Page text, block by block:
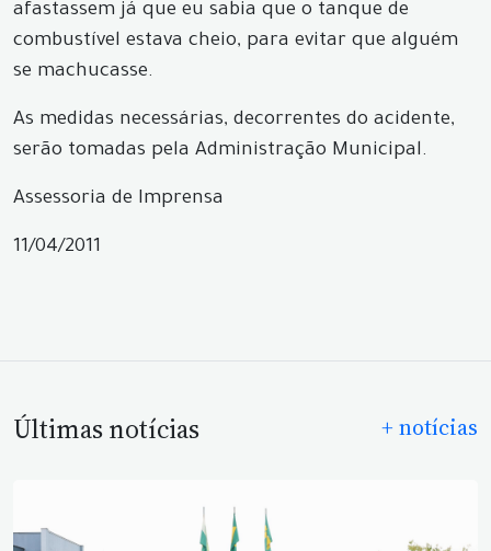
afastassem já que eu sabia que o tanque de
combustível estava cheio, para evitar que alguém
se machucasse.
As medidas necessárias, decorrentes do acidente,
serão tomadas pela Administração Municipal.
Assessoria de Imprensa
11/04/2011
Últimas notícias + notícias